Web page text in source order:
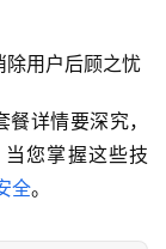
除用户后顾之忧
详情要深究，
您掌握这些技
全。